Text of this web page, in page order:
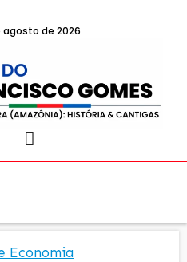
agosto de 2026
Economia